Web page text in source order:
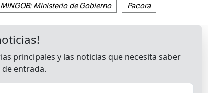
MINGOB: Ministerio de Gobierno Pacora